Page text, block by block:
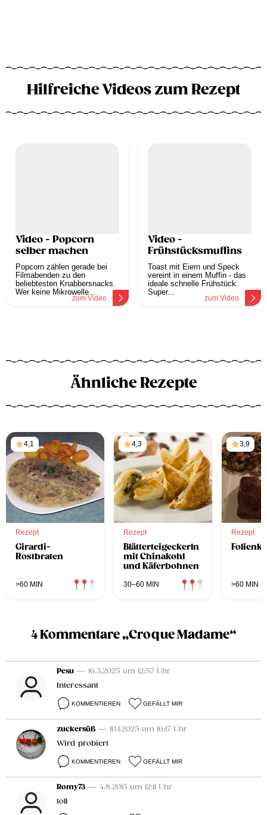
Hilfreiche Videos zum Rezept
Video - Popcorn
selber machen
Popcorn zählen gerade bei
Filmabenden zu den
beliebtesten Knabbersnacks.
Wer keine Mikrowelle...
zum Video
Video -
Frühstücksmuffins
Toast mit Eiern und Speck
vereint in einem Muffin - das
ideale schnelle Frühstück.
Super...
zum Video
Ähnliche Rezepte
4,1
Rezept
Girardi-
Rostbraten
>60 MIN
4,3
Rezept
Blätterteigeckerln
mit Chinakohl
und Käferbohnen
30–60 MIN
3,9
Rezept
>60 MIN
4 Kommentare „Croque Madame“
Pesu — 16.3.2025 um 12:57 Uhr
Interessant
KOMMENTIEREN GEFÄLLT MIR
zuckersüß — 10.1.2025 um 16:17 Uhr
Wird probiert
KOMMENTIEREN GEFÄLLT MIR
Romy73 — 4.8.2015 um 12:11 Uhr
toll